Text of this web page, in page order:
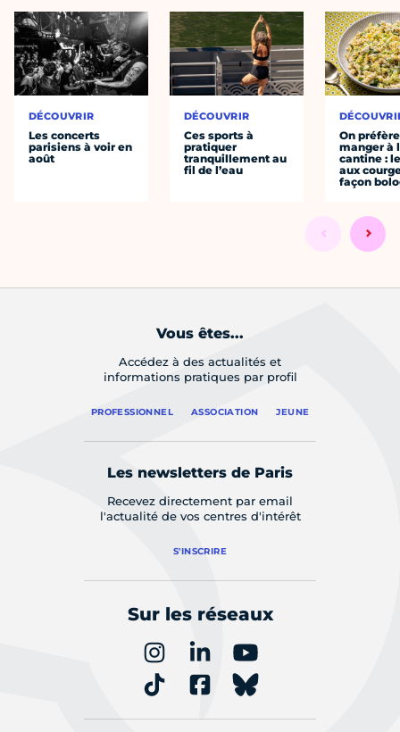
DÉCOUVRIR
Les concerts
parisiens à voir en
août
DÉCOUVRIR
Ces sports à
pratiquer
tranquillement au
fil de l’eau
On préfère
manger à
cantine :
aux
façon
Vous êtes...
Accédez à des actualités et
informations pratiques par profil
PROFESSIONNEL ASSOCIATION JEUNE
Les newsletters de Paris
Recevez directement par email
l'actualité de vos centres d'intérêt
S'INSCRIRE
Sur les réseaux